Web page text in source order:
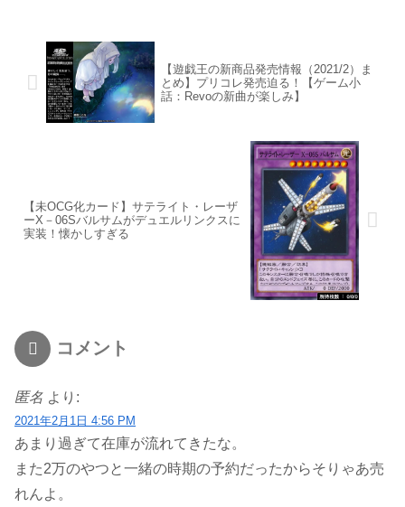
【遊戯王の新商品発売情報（2021/2）ま
とめ】プリコレ発売迫る！【ゲーム小
話：Revoの新曲が楽しみ】
【未OCG化カード】サテライト・レーザ
ーX－06Sバルサムがデュエルリンクスに
実装！懐かしすぎる
コメント
匿名 より:
2021年2月1日 4:56 PM
あまり過ぎて在庫が流れてきたな。
また2万のやつと一緒の時期の予約だったからそりゃあ売
れんよ。